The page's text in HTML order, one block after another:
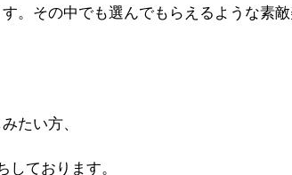
。その中でも選んでもらえるような素
たい方、
ております。